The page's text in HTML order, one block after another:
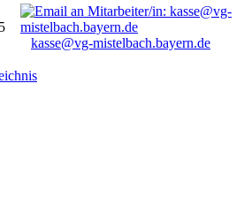
kasse@vg-mistelbach.bayern.de